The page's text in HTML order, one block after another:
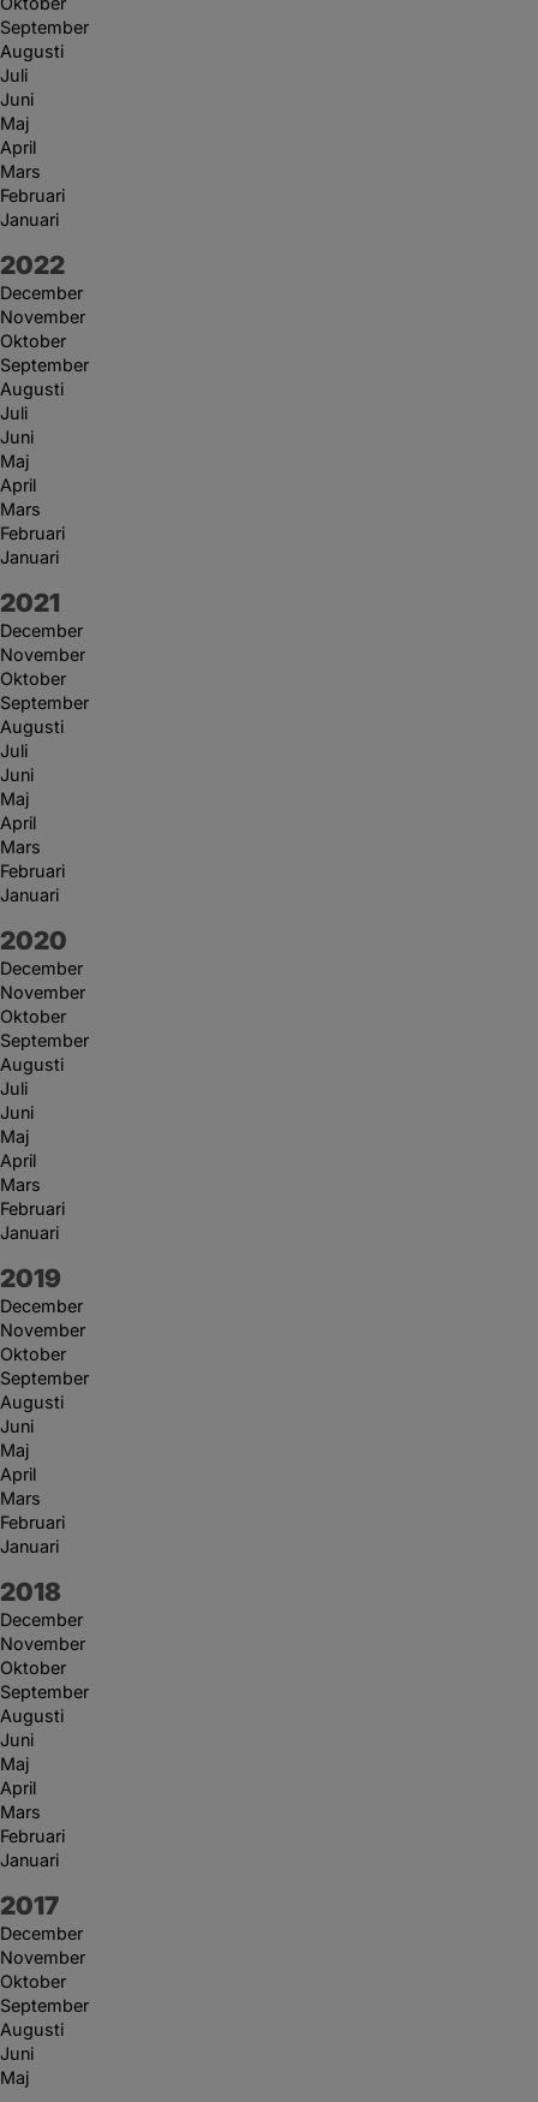
September
Augusti
Juli
Juni
Maj
April
Mars
Februari
Januari
År:
2022
December
November
Oktober
September
Augusti
Juli
Juni
Maj
April
Mars
Februari
Januari
År:
2021
December
November
Oktober
September
Augusti
Juli
Juni
Maj
April
Mars
Februari
Januari
År:
2020
December
November
Oktober
September
Augusti
Juli
Juni
Maj
April
Mars
Februari
Januari
År:
2019
December
November
Oktober
September
Augusti
Juni
Maj
April
Mars
Februari
Januari
År:
2018
December
November
Oktober
September
Augusti
Juni
Maj
April
Mars
Februari
Januari
År:
2017
December
November
Oktober
September
Augusti
Juni
Maj